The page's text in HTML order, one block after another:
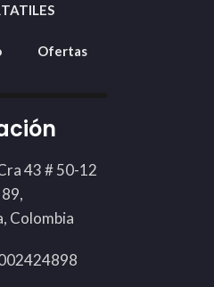
Ofertas
43 # 50-12
Colombia